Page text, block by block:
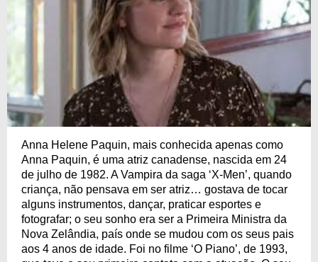
Anna Helene Paquin, mais conhecida apenas como
Anna Paquin, é uma atriz canadense, nascida em 24
de julho de 1982. A Vampira da saga ‘X-Men’, quando
criança, não pensava em ser atriz… gostava de tocar
alguns instrumentos, dançar, praticar esportes e
fotografar; o seu sonho era ser a Primeira Ministra da
Nova Zelândia, país onde se mudou com os seus pais
aos 4 anos de idade. Foi no filme ‘O Piano’, de 1993,